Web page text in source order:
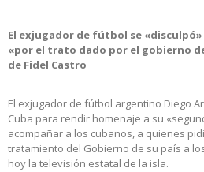
El exjugador de fútbol se
«por el trato dado por el gobierno
de Fidel Castro
El exjugador de fútbol argentino Diego
Cuba para rendir homenaje a su
acompañar a los cubanos, a quienes
tratamiento del Gobierno de su país a
hoy la televisión estatal de la isla.